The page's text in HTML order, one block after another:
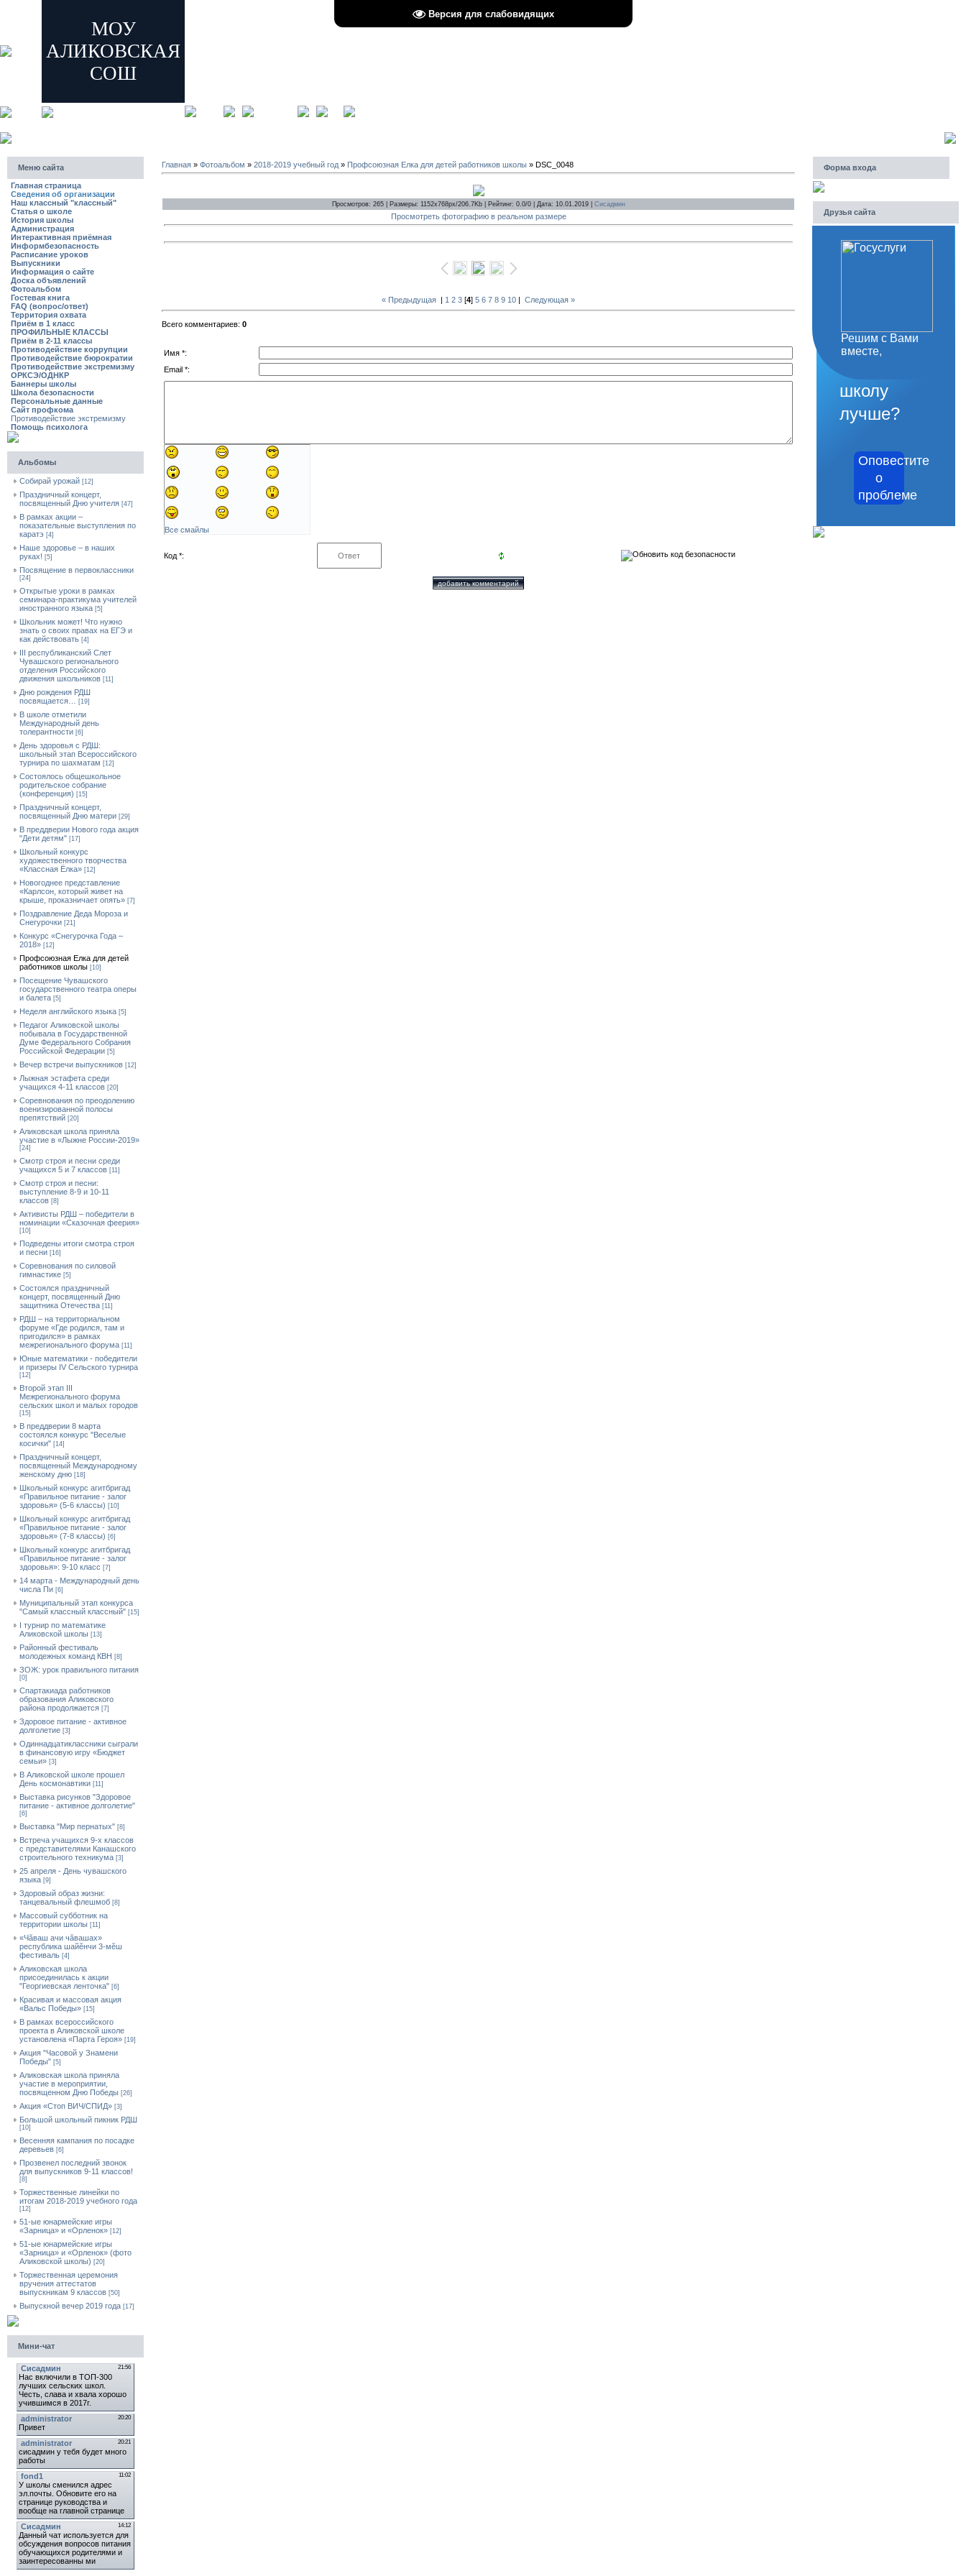
Версия для слабовидящих
МОУ
АЛИКОВСКАЯ
СОШ
Меню сайта
Главная страница
Сведения об организации
Наш классный "классный"
Статья о школе
История школы
Администрация
Интерактивная приёмная
Информбезопасность
Расписание уроков
Выпускники
Информация о сайте
Доска объявлений
Фотоальбом
Гостевая книга
FAQ (вопрос/ответ)
Территория охвата
Приём в 1 класс
ПРОФИЛЬНЫЕ КЛАССЫ
Приём в 2-11 классы
Противодействие коррупции
Противодействие бюрократии
Противодействие экстремизму
ОРКСЭ/ОДНКР
Баннеры школы
Школа безопасности
Персональные данные
Сайт профкома
Противодействие экстремизму
Помощь психолога
Альбомы
Собирай урожай [12]
Праздничный концерт,
посвященный Дню учителя [47]
В рамках акции –
показательные выступления по
каратэ [4]
Наше здоровье – в наших
руках! [5]
Посвящение в первоклассники
[24]
Открытые уроки в рамках
семинара-практикума учителей
иностранного языка [5]
Школьник может! Что нужно
знать о своих правах на ЕГЭ и
как действовать [4]
III республиканский Слет
Чувашского регионального
отделения Российского
движения школьников [11]
Дню рождения РДШ
посвящается…
[19]
В школе отметили
Международный день
толерантности [6]
День здоровья с РДШ:
школьный этап Всероссийского
турнира по шахматам [12]
Состоялось общешкольное
родительское собрание
(конференция) [15]
Праздничный концерт,
посвященный Дню матери [29]
В преддверии Нового года акция
"Дети детям" [17]
Школьный конкурс
художественного творчества
«Классная Ёлка» [12]
Новогоднее представление
«Карлсон, который живет на
крыше, проказничает опять» [7]
Поздравление Деда Мороза и
Снегурочки [21]
Конкурс «Снегурочка Года –
2018» [12]
Профсоюзная Елка для детей
работников школы [10]
Посещение Чувашского
государственного театра оперы
и балета [5]
Неделя английского языка [5]
Педагог Аликовской школы
побывала в Государственной
Думе Федерального Собрания
Российской Федерации [5]
Вечер встречи выпускников [12]
Лыжная эстафета среди
учащихся 4-11 классов [20]
Cоревнования по преодолению
военизированной полосы
препятствий [20]
Аликовская школа приняла
участие в «Лыжне России-2019»
[24]
Смотр строя и песни среди
учащихся 5 и 7 классов [11]
Смотр строя и песни:
выступление 8-9 и 10-11
классов [8]
Активисты РДШ – победители в
номинации «Сказочная феерия»
[10]
Подведены итоги смотра строя
и песни [16]
Соревнования по силовой
гимнастике [5]
Состоялся праздничный
концерт, посвященный Дню
защитника Отечества [11]
РДШ – на территориальном
форуме «Где родился, там и
пригодился» в рамках
межрегионального форума [11]
Юные математики - победители
и призеры IV Сельского турнира
[12]
Второй этап III
Межрегионального форума
сельских школ и малых городов
[15]
В преддверии 8 марта
состоялся конкурс "Веселые
косички" [14]
Праздничный концерт,
посвященный Международному
женскому дню [18]
Школьный конкурс агитбригад
«Правильное питание - залог
здоровья» (5-6 классы) [10]
Школьный конкурс агитбригад
«Правильное питание - залог
здоровья» (7-8 классы) [6]
Школьный конкурс агитбригад
«Правильное питание - залог
здоровья»: 9-10 класс [7]
14 марта - Международный день
числа Пи [6]
Муниципальный этап конкурса
"Самый классный классный" [15]
I турнир по математике
Аликовской школы [13]
Районный фестиваль
молодежных команд КВН [8]
ЗОЖ: урок правильного питания
[0]
Спартакиада работников
образования Аликовского
района продолжается [7]
Здоровое питание - активное
долголетие [3]
Одиннадцатиклассники сыграли
в финансовую игру «Бюджет
семьи» [3]
В Аликовской школе прошел
День космонавтики [11]
Выставка рисунков "Здоровое
питание - активное долголетие"
[6]
Выставка "Мир пернатых" [8]
Встреча учащихся 9-х классов
с представителями Канашского
строительного техникума [3]
25 апреля - День чувашского
языка [9]
Здоровый образ жизни:
танцевальный флешмоб [8]
Массовый субботник на
территории школы [11]
«Чăваш ачи чăвашах»
республика шайĕнчи 3-мĕш
фестиваль [4]
Аликовская школа
присоединилась к акции
"Георгиевская ленточка" [6]
Красивая и массовая акция
«Вальс Победы» [15]
В рамках всероссийского
проекта в Аликовской школе
установлена «Парта Героя» [19]
Акция "Часовой у Знамени
Победы" [5]
Аликовская школа приняла
участие в мероприятии,
посвященном Дню Победы [26]
Акция «Стоп ВИЧ/СПИД» [3]
Большой школьный пикник РДШ
[10]
Весенняя кампания по посадке
деревьев [6]
Прозвенел последний звонок
для выпускников 9-11 классов!
[8]
Торжественные линейки по
итогам 2018-2019 учебного года
[12]
51-ые юнармейские игры
«Зарница» и «Орленок» [12]
51-ые юнармейские игры
«Зарница» и «Орленок» (фото
Аликовской школы) [20]
Торжественная церемония
вручения аттестатов
выпускникам 9 классов [50]
Выпускной вечер 2019 года [17]
Мини-чат
Главная » Фотоальбом » 2018-2019 учебный год » Профсоюзная Елка для детей работников школы » DSC_0048
Просмотров: 265 | Размеры: 1152x768px/206.7Kb | Рейтинг: 0.0/0 | Дата: 10.01.2019 | Сисадмин
Просмотреть фотографию в реальном размере
« Предыдущая | 1 2 3 [4] 5 6 7 8 9 10 | Следующая »
Всего комментариев: 0
Имя *:
Email *:
Все смайлы
Код *:
Форма входа
Друзья сайта
Решим с Вами
вместе,
как
школу
лучше?
Оповестите
о
проблеме